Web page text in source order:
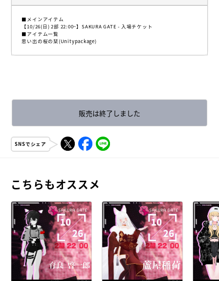
■メインアイテム
【10/26(日) 2部 22:00~】SAKURA GATE - 入場チケット
■アイテム一覧
思い出の桜の栞(Unitypackage)
販売は終了しました
SNSでシェア
こちらもオススメ